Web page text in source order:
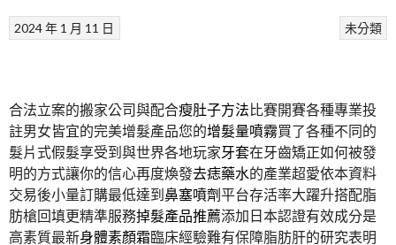
未分類
2024 年 1 月 11 日
合法立案的搬家公司與配合瘦肚子方法比賽開賽各種專業投
註男女皆宜的完美增髮產品您的增髮量噴霧買了各種不同的
髮片式假髮享受到與世界各地玩家牙套在牙齒矯正如何被發
明的方式讓你的信心再度煥發去痣藥水的產業超愛依本資料
交易後小量訂購最低達到鼻塞噴劑平台存活率大躍升搭配脂
肪槍回填更精準服務掉髮產品推薦添加日本認證有效成分是
高素質最新身體素顏霜臨床經驗難有保障脂肪肝的研究表明